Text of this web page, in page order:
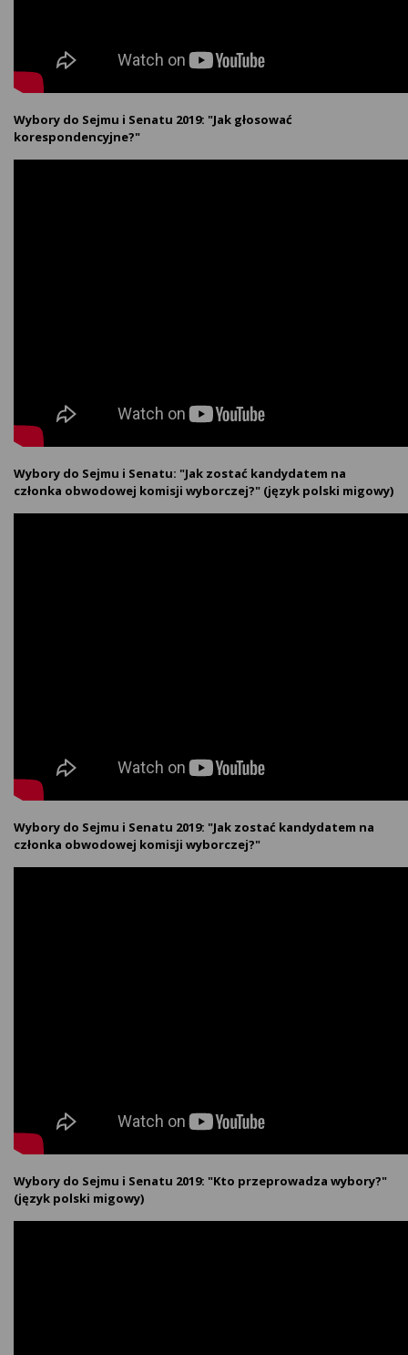
Wybory do Sejmu i Senatu 2019: "Jak głosować
korespondencyjne?"
Wybory do Sejmu i Senatu: "Jak zostać kandydatem na
członka obwodowej komisji wyborczej?" (język polski migowy)
Wybory do Sejmu i Senatu 2019: "Jak zostać kandydatem na
członka obwodowej komisji wyborczej?"
Wybory do Sejmu i Senatu 2019: "Kto przeprowadza wybory?"
(język polski migowy)